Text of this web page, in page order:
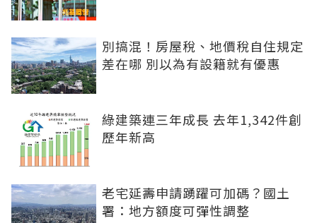
別搞混！房屋稅、地價稅自住規定
差在哪 別以為有設籍就有優惠
綠建築連三年成長 去年1,342件創
歷年新高
老宅延壽申請踴躍可加碼？國土
署：地方額度可彈性調整